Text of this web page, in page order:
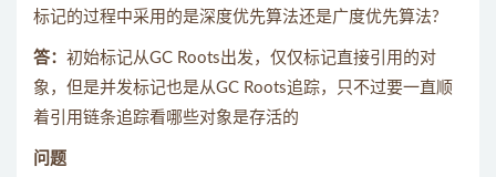
标记的过程中采用的是深度优先算法还是广度优先算法?
答： 初始标记从GC Roots出发，仅仅标记直接引用的对
象，但是并发标记也是从GC Roots追踪，只不过要一直顺
着引用链条追踪看哪些对象是存活的
问题